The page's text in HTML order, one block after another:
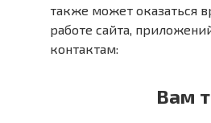
также может оказаться
работе сайта,
контактам:
Вам